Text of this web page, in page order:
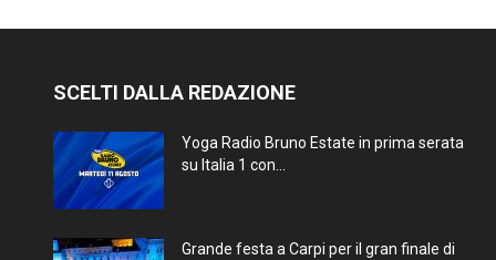
SCELTI DALLA REDAZIONE
Yoga Radio Bruno Estate in prima serata
su Italia 1 con...
Grande festa a Carpi per il gran finale di